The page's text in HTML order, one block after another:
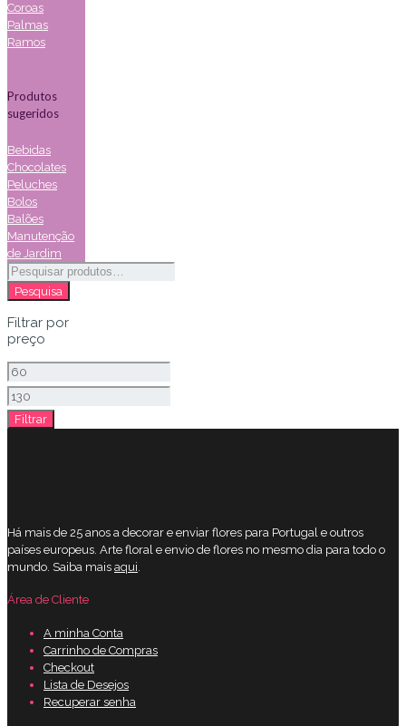
Coroas
Palmas
Ramos
Produtos
sugeridos
Bebidas
Chocolates
Peluches
Bolos
Balões
Manutenção
de Jardim
Pesquisar
por:
Pesquisa
Filtrar por
preço
Preço
mínimo
Preço
máximo
Filtrar
Há mais de 25 anos a decorar e enviar flores para Portugal e outros
países europeus. Arte floral e envio de flores no mesmo dia para todo o
mundo. Saiba mais aqui.
Área de Cliente
A minha Conta
Carrinho de Compras
Checkout
Lista de Desejos
Recuperar senha